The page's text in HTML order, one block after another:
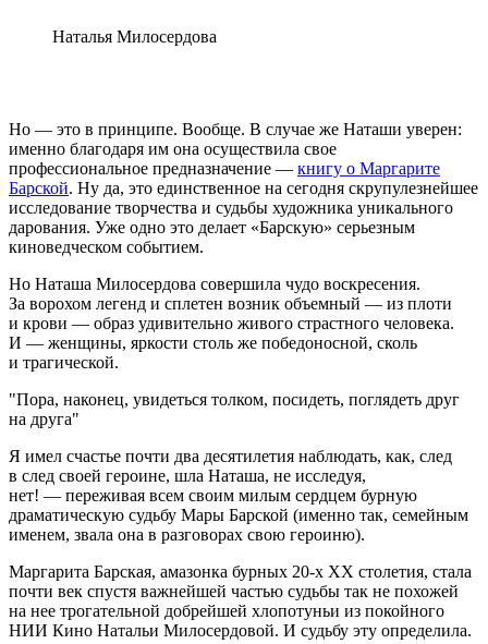
Наталья Милосердова
Но — это в принципе. Вообще. В случае же Наташи уверен:
именно благодаря им она осуществила свое
профессиональное предназначение — книгу о Маргарите
Барской. Ну да, это единственное на сегодня скрупулезнейшее
исследование творчества и судьбы художника уникального
дарования. Уже одно это делает «Барскую» серьезным
киноведческом событием.
Но Наташа Милосердова совершила чудо воскресения.
За ворохом легенд и сплетен возник объемный — из плоти
и крови — образ удивительно живого страстного человека.
И — женщины, яркости столь же победоносной, сколь
и трагической.
Пора, наконец, увидеться толком, посидеть, поглядеть друг
на друга
Я имел счастье почти два десятилетия наблюдать, как, след
в след своей героине, шла Наташа, не исследуя,
нет! — переживая всем своим милым сердцем бурную
драматическую судьбу Мары Барской (именно так, семейным
именем, звала она в разговорах свою героиню).
Маргарита Барская, амазонка бурных 20-х ХХ столетия, стала
почти век спустя важнейшей частью судьбы так не похожей
на нее трогательной добрейшей хлопотуньи из покойного
НИИ Кино Натальи Милосердовой. И судьбу эту определила.